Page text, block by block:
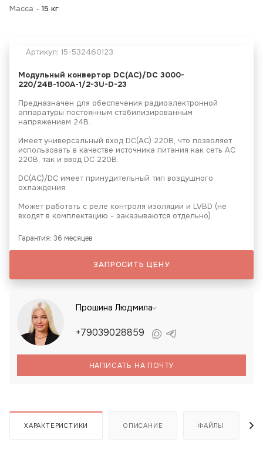
Масса - 15 кг
Артикул: 15-532460123
Модульный конвертор DC(AC)/DC 3000-
220/24В-100А-1/2-3U-D-23
Предназначен для обеспечения радиоэлектронной
аппаратуры постоянным стабилизированным
напряжением 24В.
Имеет универсальный вход DC(AC) 220В, что позволяет
использовать в качестве источника питания как сеть АС
220В, так и ввод DC 220В.
DC(AC)/DC имеет принудительный тип воздушного
охлаждения.
Может работать с реле контроля изоляции и LVBD (не
входят в комплектацию - заказываются отдельно).
Гарантия: 36 месяцев
ЗАПРОСИТЬ ЦЕНУ
Прошина Людмила
+79039028859
НАПИСАТЬ НА ПОЧТУ
ХАРАКТЕРИСТИКИ ОПИСАНИЕ ФАЙЛЫ